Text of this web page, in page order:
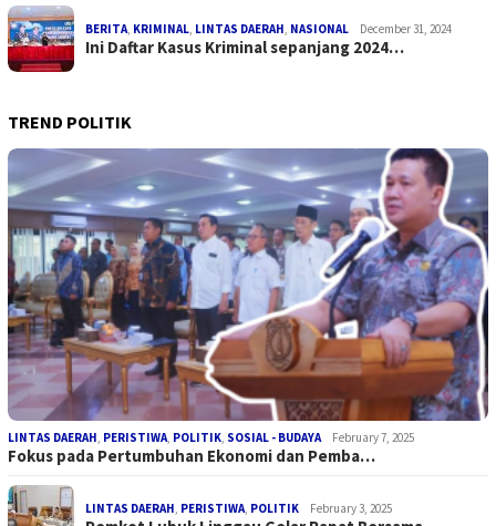
BERITA KRIMINAL LINTAS DAERAH NASIONAL December 31, 2024
Ini Daftar Kasus Kriminal sepanjang 2024…
TREND POLITIK
LINTAS DAERAH PERISTIWA POLITIK SOSIAL - BUDAYA February 7, 2025
Fokus pada Pertumbuhan Ekonomi dan Pemba…
LINTAS DAERAH PERISTIWA POLITIK February 3, 2025